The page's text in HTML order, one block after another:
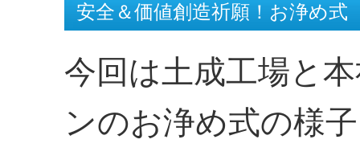
安全＆価値創造祈願！お浄め式
今回は土成工場と
ンのお浄め式の様